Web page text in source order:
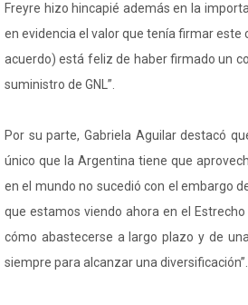
Freyre hizo hincapié además en la
en evidencia el valor que tenía firmar este
acuerdo) está feliz de haber firmado un
suministro de GNL”.
Por su parte, Gabriela Aguilar destacó
único que la Argentina tiene que
en el mundo no sucedió con el embargo
que estamos viendo ahora en el
cómo abastecerse a largo plazo y de
siempre para alcanzar una diversificación”.